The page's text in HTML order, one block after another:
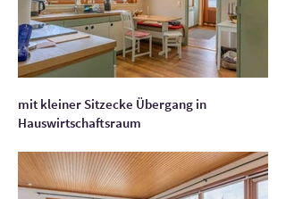
mit kleiner Sitzecke Übergang in
Hauswirtschaftsraum